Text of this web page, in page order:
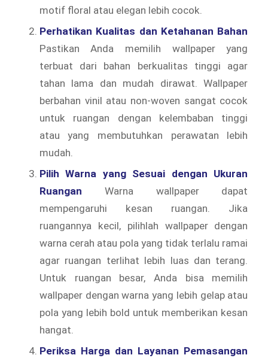
motif floral atau elegan lebih cocok.
Perhatikan Kualitas dan Ketahanan Bahan
Pastikan Anda memilih wallpaper yang
terbuat dari bahan berkualitas tinggi agar
tahan lama dan mudah dirawat. Wallpaper
berbahan vinil atau non-woven sangat cocok
untuk ruangan dengan kelembaban tinggi
atau yang membutuhkan perawatan lebih
mudah.
Pilih Warna yang Sesuai dengan Ukuran
Ruangan Warna wallpaper dapat
mempengaruhi kesan ruangan. Jika
ruangannya kecil, pilihlah wallpaper dengan
warna cerah atau pola yang tidak terlalu ramai
agar ruangan terlihat lebih luas dan terang.
Untuk ruangan besar, Anda bisa memilih
wallpaper dengan warna yang lebih gelap atau
pola yang lebih bold untuk memberikan kesan
hangat.
Periksa Harga dan Layanan Pemasangan